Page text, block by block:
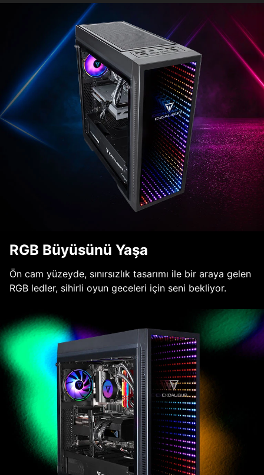
RGB Büyüsünü Yaşa
Ön cam yüzeyde, sınırsızlık tasarımı ile bir araya gelen
RGB ledler, sihirli oyun geceleri için seni bekliyor.